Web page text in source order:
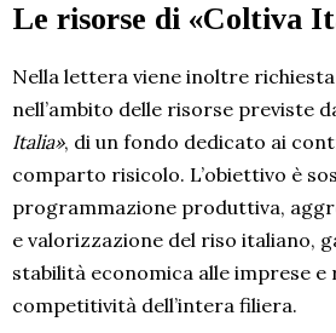
Le risorse di «Coltiva
Nella lettera viene inoltre richiesta
nell’ambito delle risorse previste
Italia», di un fondo dedicato ai
comparto risicolo. L’obiettivo è
programmazione produttiva,
e valorizzazione del riso italiano,
stabilità economica alle imprese
competitività dell’intera filiera.